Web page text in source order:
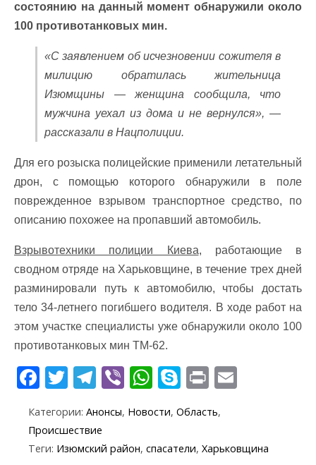
состоянию на данный момент обнаружили около
100 противотанковых мин.
«С заявлением об исчезновении сожителя в
милицию обратилась жительница
Изюмщины — женщина сообщила, что
мужчина уехал из дома и не вернулся», —
рассказали в Нацполиции.
Для его розыска полицейские применили летательный
дрон, с помощью которого обнаружили в поле
поврежденное взрывом транспортное средство, по
описанию похожее на пропавший автомобиль.
Взрывотехники полиции Киева, работающие в
сводном отряде на Харьковщине, в течение трех дней
разминировали путь к автомобилю, чтобы достать
тело 34-летнего погибшего водителя. В ходе работ на
этом участке специалисты уже обнаружили около 100
противотанковых мин ТМ-62.
F
e
b
T
itt
er
T
e
gr
Vi
er
W
at
s
S
k
y
p
Pr
t
l
Категории: Анонсы, Новости, Область,
Происшествие
Теги: Изюмский район, спасатели, Харьковщина